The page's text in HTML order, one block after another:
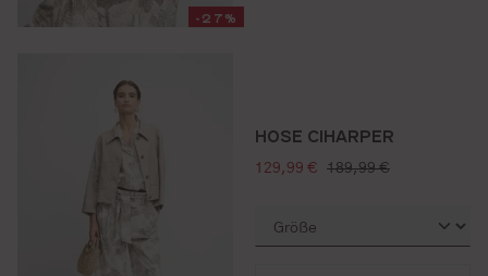
-27%
HOSE CIHARPER
verkaufspreis:
129,99 € regulärer preis:
189,99 €